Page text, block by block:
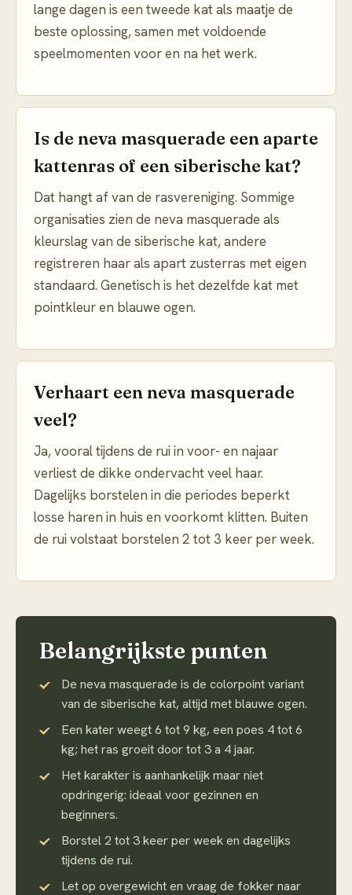
lange dagen is een tweede kat als maatje de
beste oplossing, samen met voldoende
speelmomenten voor en na het werk.
Is de neva masquerade een aparte
kattenras of een siberische kat?
Dat hangt af van de rasvereniging. Sommige
organisaties zien de neva masquerade als
kleurslag van de siberische kat, andere
registreren haar als apart zusterras met eigen
standaard. Genetisch is het dezelfde kat met
pointkleur en blauwe ogen.
Verhaart een neva masquerade
veel?
Ja, vooral tijdens de rui in voor- en najaar
verliest de dikke ondervacht veel haar.
Dagelijks borstelen in die periodes beperkt
losse haren in huis en voorkomt klitten. Buiten
de rui volstaat borstelen 2 tot 3 keer per week.
Belangrijkste punten
De neva masquerade is de colorpoint variant
van de siberische kat, altijd met blauwe ogen.
Een kater weegt 6 tot 9 kg, een poes 4 tot 6
kg; het ras groeit door tot 3 a 4 jaar.
Het karakter is aanhankelijk maar niet
opdringerig: ideaal voor gezinnen en
beginners.
Borstel 2 tot 3 keer per week en dagelijks
tijdens de rui.
Let op overgewicht en vraag de fokker naar